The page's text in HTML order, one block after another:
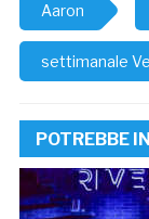
Aaron
settimanale
POTREBBE